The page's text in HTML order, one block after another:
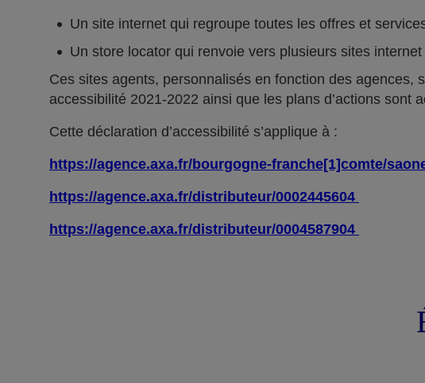
Un site internet qui regroupe toutes les offres et
Un store locator qui renvoie vers plusieurs sites
Ces sites agents, personnalisés en fonction des
accessibilité 2021-2022 ainsi que les plans d’actions sont
Cette déclaration d’accessibilité s’applique à :
https://agence.axa.fr/bourgogne-franche[1]comte/
https://agence.axa.fr/distributeur/0002445604
https://agence.axa.fr/distributeur/0004587904